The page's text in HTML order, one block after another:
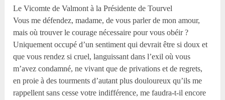
Le Vicomte de Valmont à la Présidente de Tourvel
Vous me défendez, madame, de vous parler de mon amour,
mais où trouver le courage nécessaire pour vous obéir ?
Uniquement occupé d’un sentiment qui devrait être si doux et
que vous rendez si cruel, languissant dans l’exil où vous
m’avez condamné, ne vivant que de privations et de regrets,
en proie à des tourments d’autant plus douloureux qu’ils me
rappellent sans cesse votre indifférence, me faudra-t-il encore